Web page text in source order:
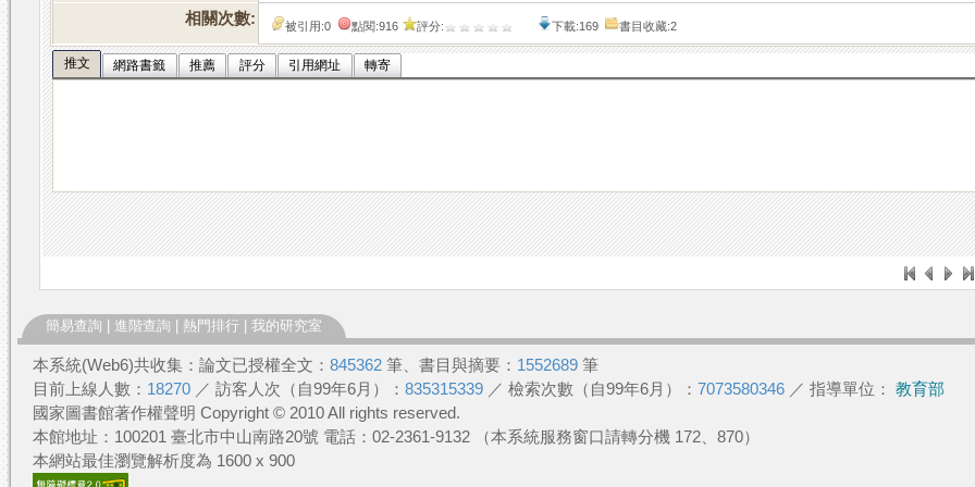
相關次數: 被引用:0 點閱:916 評分: 下載:169 書目收藏:2
推文 網路書籤 推薦 評分 引用網址 轉寄
簡易查詢 進階查詢 熱門排行 我的研究室
本系統(Web6)共收集：論文已授權全文： 845362 筆、書目與摘要： 1552689 筆
目前上線人數： 18270 ／ 訪客人次（自99年6月）： 835315339 ／ 檢索次數（自99年6月）： 7073580346 ／ 指導單位： 教育部
國家圖書館著作權聲明 Copyright © 2010 All rights reserved.
本館地址：100201 臺北市中山南路20號 電話：02-2361-9132 （本系統服務窗口請轉分機 172、870）
本網站最佳瀏覽解析度為 1600 x 900